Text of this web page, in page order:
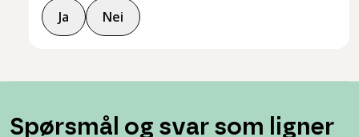
Ja Nei
Spørsmål og svar som ligner